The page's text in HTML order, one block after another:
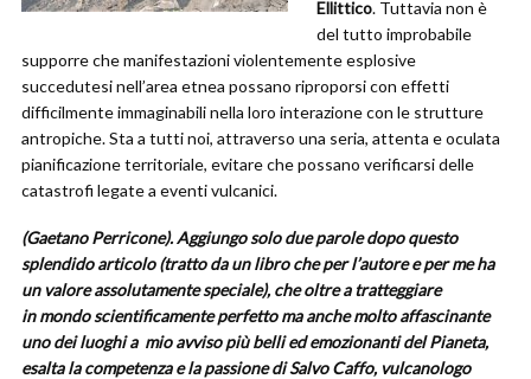
Ellittico. Tuttavia non è
del tutto improbabile
supporre che manifestazioni violentemente esplosive
succedutesi nell’area etnea possano riproporsi con effetti
difficilmente immaginabili nella loro interazione con le strutture
antropiche. Sta a tutti noi, attraverso una seria, attenta e oculata
pianificazione territoriale, evitare che possano verificarsi delle
catastrofi legate a eventi vulcanici.
(Gaetano Perricone). Aggiungo solo due parole dopo questo
splendido articolo (tratto da un libro che per l’autore e per me ha
un valore assolutamente speciale), che oltre a tratteggiare
in mondo scientificamente perfetto ma anche molto affascinante
uno dei luoghi a mio avviso più belli ed emozionanti del Pianeta,
esalta la competenza e la passione di Salvo Caffo, vulcanologo